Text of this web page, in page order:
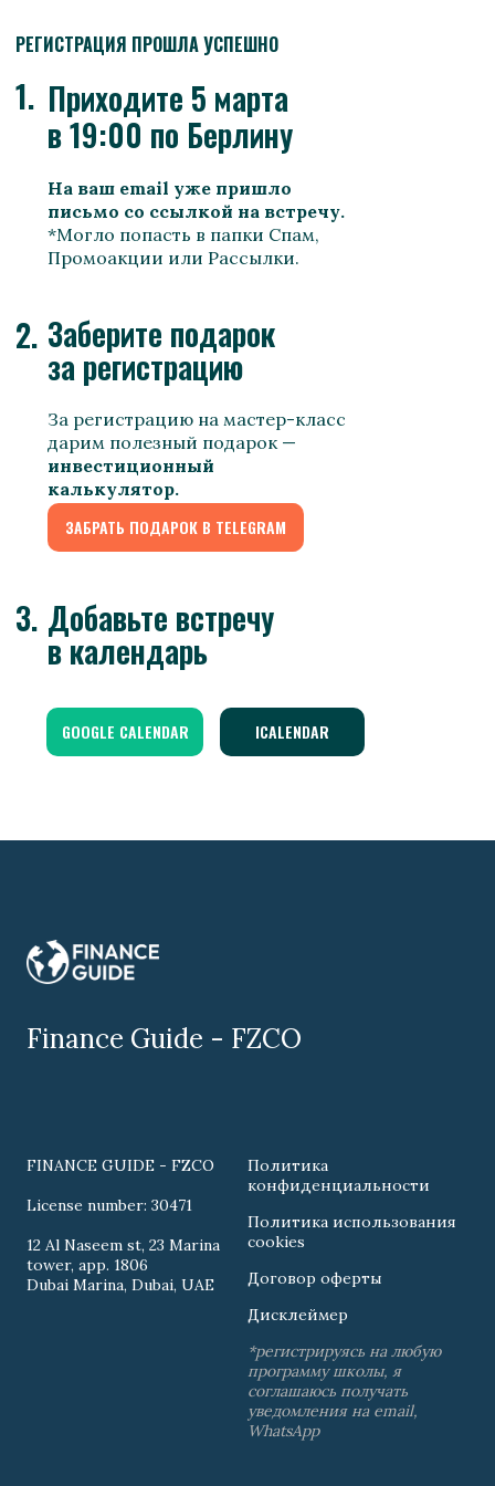
На ваш email уже пришло
письмо со ссылкой на встречу.
*Могло попасть в папки Спам,
Промоакции или Рассылки.
За регистрацию на мастер-класс
дарим полезный подарок —
инвестиционный
калькулятор.
ЗАБРАТЬ ПОДАРОК В TELEGRAM
GOOGLE CALENDAR ICALENDAR
Приходите 5 марта
в 19:00 по Берлину
1.
Добавьте встречу
в календарь
3.
РЕГИСТРАЦИЯ ПРОШЛА УСПЕШНО
Заберите подарок
за регистрацию
2.
Finance Guide - FZCO
FINANCE GUIDE - FZCO
License number: 30471
12 Al Naseem st, 23 Marina
tower, app. 1806
Dubai Marina, Dubai, UAE
Политика
конфиденциальности
Политика использования
cookies
Договор оферты
Дисклеймер
*регистрируясь на любую
программу школы, я
соглашаюсь получать
уведомления на email,
WhatsApp